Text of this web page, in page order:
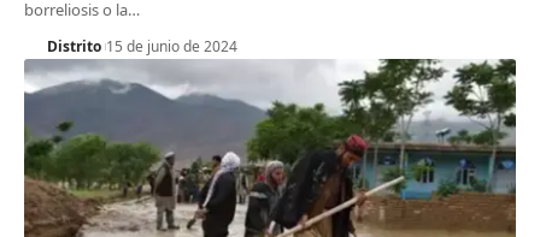
borreliosis o la…
Distrito 15 de junio de 2024